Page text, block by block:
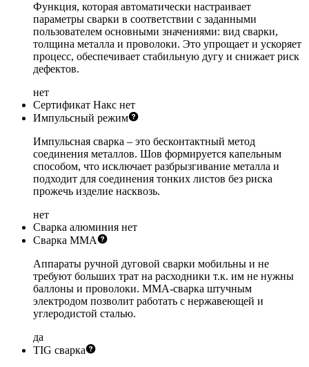
Функция, которая автоматически настраивает
параметры сварки в соответствии с заданными
пользователем основными значениями: вид сварки,
толщина металла и проволоки. Это упрощает и ускоряет
процесс, обеспечивает стабильную дугу и снижает риск
дефектов.
нет
Сертификат Накс нет
Импульсный режим
Импульсная сварка – это бесконтактный метод
соединения металлов. Шов формируется капельным
способом, что исключает разбрызгивание металла и
подходит для соединения тонких листов без риска
прожечь изделие насквозь.
нет
Сварка алюминия нет
Сварка ММА
Аппараты ручной дуговой сварки мобильны и не
требуют больших трат на расходники т.к. им не нужны
баллоны и проволоки. ММА-сварка штучным
электродом позволит работать с нержавеющей и
углеродистой сталью.
да
TIG сварка